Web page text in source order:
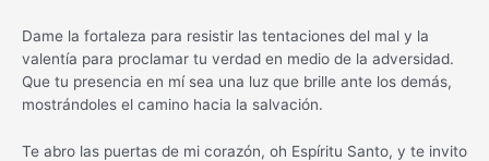
Dame la fortaleza para resistir las tentaciones del mal y la
valentía para proclamar tu verdad en medio de la adversidad.
Que tu presencia en mí sea una luz que brille ante los demás,
mostrándoles el camino hacia la salvación.
Te abro las puertas de mi corazón, oh Espíritu Santo, y te invito